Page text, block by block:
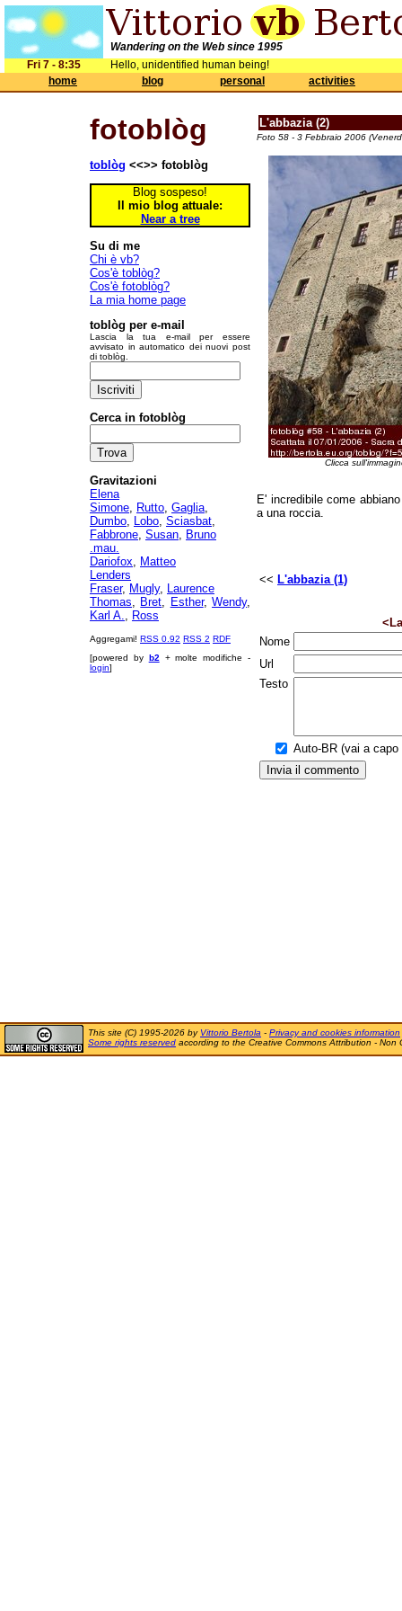
Wandering on the Web since 1995
Fri 7 - 8:35
Hello, unidentified human being!
home
blog personal activities
fotoblòg
toblòg <<>> fotoblòg
Blog sospeso!
Il mio blog attuale:
Near a tree
Su di me
Chi è vb?
Cos'è toblòg?
Cos'è fotoblòg?
La mia home page
toblòg per e-mail
Lascia la tua e-mail per essere
avvisato in automatico dei nuovi post
di toblòg.
Cerca in fotoblòg
Gravitazioni
Elena
Simone, Rutto, Gaglia,
Dumbo, Lobo, Sciasbat,
Fabbrone, Susan, Bruno
.mau.
Dariofox, Matteo
Lenders
Fraser, Mugly, Laurence
Thomas, Bret, Esther,Wendy,
Karl A., Ross
Aggregami! RSS 0.92 RSS 2 RDF
[powered by b2 + molte modifiche -
login]
L'abbazia (2)
Foto 58 - 3 Febbraio 2006
Clicca
E' incredibile come
a una roccia.
<< L'abbazia (1)
Nome
Url
Testo
Auto-BR (vai a capo
This site (C) 1995-2026 by Vittorio Bertola - Privacy and cookies information
Some rights reserved according to the Creative Commons Attribution - Non